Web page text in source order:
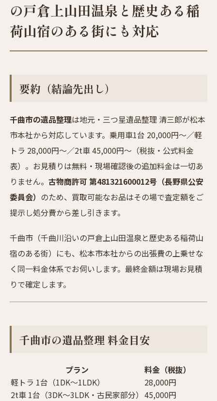
の戸倉上山田温泉と歴史ある稲
荷山宿のある街にも対応
要約（結論先出し）
千曲市の遺品整理は地元・三つ星遺品整理 清三郎が松本
市本社から対応しています。乗用車1台 20,000円〜／軽
トラ 28,000円〜／2t車 45,000円〜（税抜・公式料金
表）。お見積りは無料・現場確認後の追加料金は一切あ
りません。 古物商許可 第481321600012号（長野県公安
委員会） のため、買取可能なお品はその場で査定額をご
提示し処分費から差し引きます。
千曲市（千曲川沿いの戸倉上山田温泉と歴史ある稲荷山
宿のある街）にも、松本市本社からの出張費の上乗せな
く同一料金体系でお伺いします。最終金額は現場お見積
りで確定します。
千曲市の遺品整理 料金目安
プラン
料金（税抜）
軽トラ 1台（1DK〜1LDK）
28,000円
2t車 1台（3DK〜3LDK・古民家部分） 45,000円